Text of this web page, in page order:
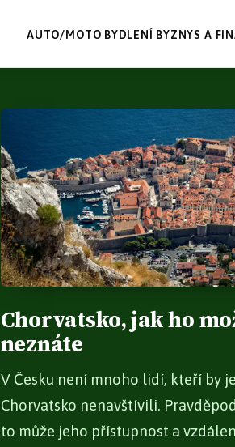
AUTO/MOTO BYDLENÍ BYZNYS A
Chorvatsko, jak ho
neznáte
V Česku není mnoho lidí, kteří by
Chorvatsko nenavštívili.
to může jeho přístupnost a